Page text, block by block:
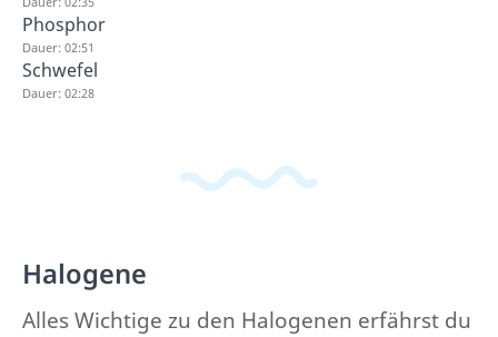
Phosphor
Dauer: 02:51
Schwefel
Dauer: 02:28
Halogene
Alles Wichtige zu den Halogenen erfährst du